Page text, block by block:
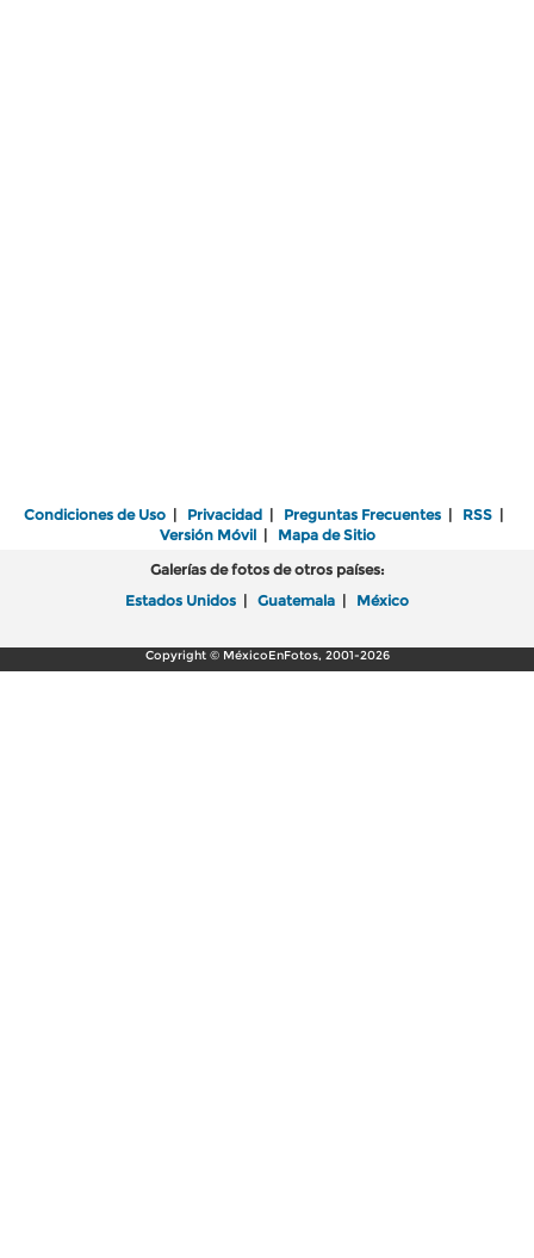
Condiciones de Uso | Privacidad | Preguntas Frecuentes | RSS |
Versión Móvil| Mapa de Sitio
Galerías de fotos de otros países:
Estados Unidos | Guatemala | México
Copyright © MéxicoEnFotos, 2001-2026